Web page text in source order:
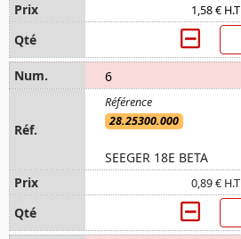
1,58 € H.T
6
28.25300.000
SEEGER 18E BETA
0,89 € H.T